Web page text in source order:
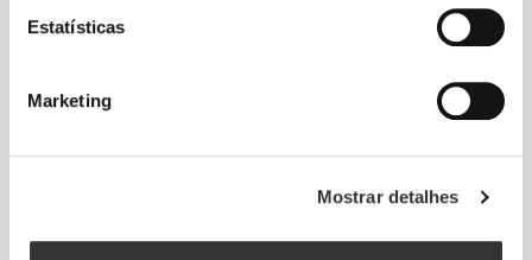
Estatísticas
Marketing
Mostrar detalhes
acima para um ajuste mais solto ou um tamanho
produtos são desenhados para corresponder ao
tamanho indicado.